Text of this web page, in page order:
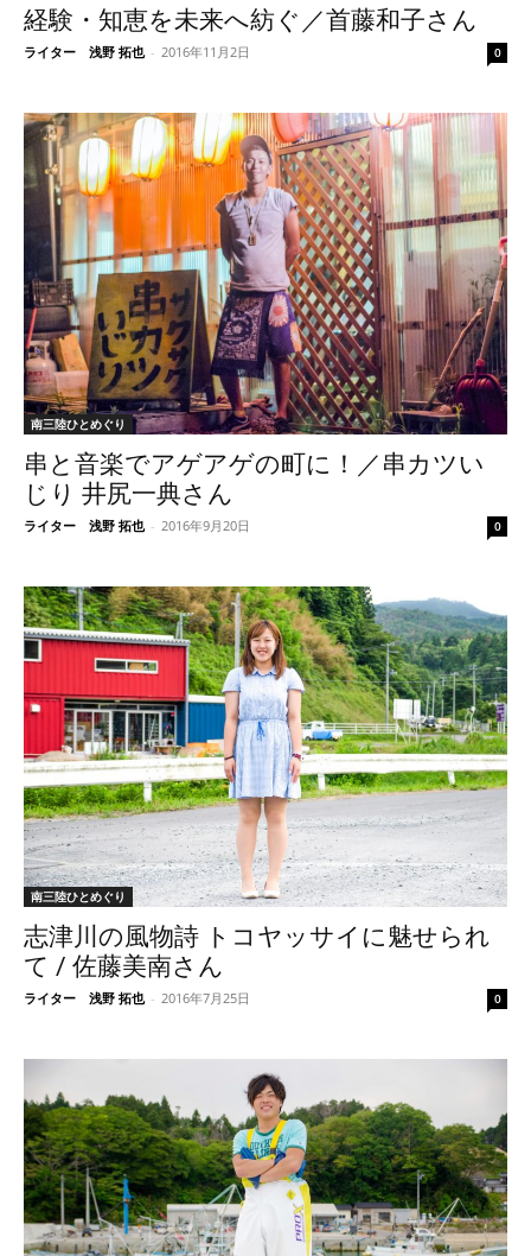
経験・知恵を未来へ紡ぐ／首藤和子さん
ライター 浅野 拓也 - 2016年11月2日 0
南三陸ひとめぐり
串と音楽でアゲアゲの町に！／串カツい
じり 井尻一典さん
ライター 浅野 拓也 - 2016年9月20日 0
南三陸ひとめぐり
志津川の風物詩 トコヤッサイに魅せられ
て / 佐藤美南さん
ライター 浅野 拓也 - 2016年7月25日 0